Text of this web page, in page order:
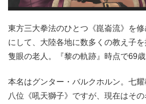
東方三大拳法のひとつ《崑崙流》を
にして、大陸各地に数多くの教え子
隻眼の老人。『黎の軌跡』時点で69歳
本名はグンター・バルクホルン。七
八位《吼天獅子》ですが、現在はそ